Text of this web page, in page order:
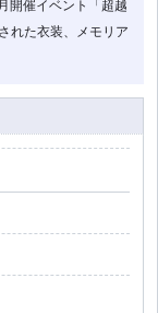
開催イベント「超越
れた衣装、メモリア